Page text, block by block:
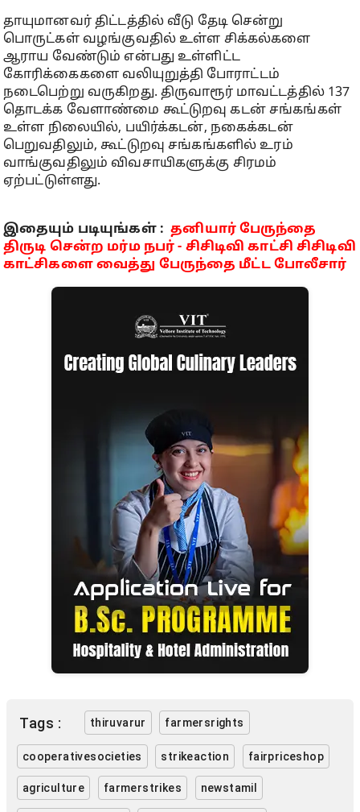
தாயுமானவர் திட்டத்தில் வீடு தேடி சென்று
பொருட்கள் வழங்குவதில் உள்ள சிக்கல்களை
ஆராய வேண்டும் என்பது உள்ளிட்ட
கோரிக்கைகளை வலியுறுத்தி போராட்டம்
நடைபெற்று வருகிறது. திருவாரூர் மாவட்டத்தில் 137
தொடக்க வேளாண்மை கூட்டுறவு கடன் சங்கங்கள்
உள்ள நிலையில், பயிர்க்கடன், நகைக்கடன்
பெறுவதிலும், கூட்டுறவு சங்கங்களில் உரம்
வாங்குவதிலும் விவசாயிகளுக்கு சிரமம்
ஏற்பட்டுள்ளது.
இதையும் படியுங்கள் : தனியார் பேருந்தை
திருடி சென்ற மர்ம நபர் - சிசிடிவி காட்சி சிசிடிவி
காட்சிகளை வைத்து பேருந்தை மீட்ட போலீசார்
Tags : thiruvarur farmersrights
cooperativesocieties strikeaction fairpriceshop
agriculture farmerstrikes newstamil